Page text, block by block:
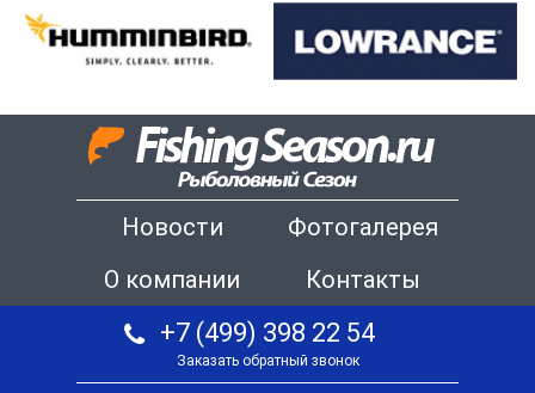
Новости
Фотогалерея
О компании
Контакты
+7 (499) 398 22 54
Заказать обратный звонок